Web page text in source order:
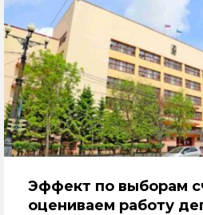
Эффект по выборам
оцениваем работу